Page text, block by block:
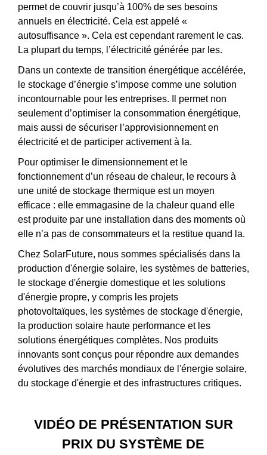
permet de couvrir jusqu’à 100% de ses besoins
annuels en électricité. Cela est appelé «
autosuffisance ». Cela est cependant rarement le cas.
La plupart du temps, l’électricité générée par les.
Dans un contexte de transition énergétique accélérée,
le stockage d’énergie s’impose comme une solution
incontournable pour les entreprises. Il permet non
seulement d’optimiser la consommation énergétique,
mais aussi de sécuriser l’approvisionnement en
électricité et de participer activement à la.
Pour optimiser le dimensionnement et le
fonctionnement d’un réseau de chaleur, le recours à
une unité de stockage thermique est un moyen
efficace : elle emmagasine de la chaleur quand elle
est produite par une installation dans des moments où
elle n’a pas de consommateurs et la restitue quand la.
Chez SolarFuture, nous sommes spécialisés dans la
production d'énergie solaire, les systèmes de batteries,
le stockage d'énergie domestique et les solutions
d'énergie propre, y compris les projets
photovoltaïques, les systèmes de stockage d'énergie,
la production solaire haute performance et les
solutions énergétiques complètes. Nos produits
innovants sont conçus pour répondre aux demandes
évolutives des marchés mondiaux de l'énergie solaire,
du stockage d'énergie et des infrastructures critiques.
VIDÉO DE PRÉSENTATION SUR
PRIX DU SYSTÈME DE